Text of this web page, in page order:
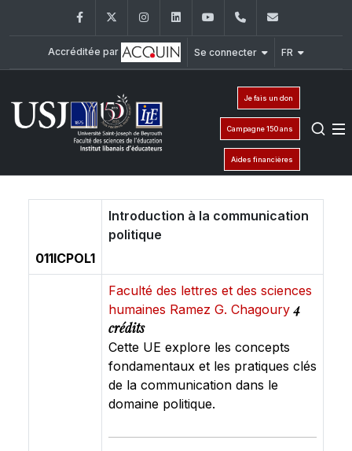
FacebookTwitter InstagramLinkedInYouTube+961 (1) 421 548
Accréditée par Se connecter FR
Je fais un don
Campagne 150 ans
Aides financières
011ICPOL1
Introduction à la communication
politique
Faculté des lettres et des sciences
humaines Ramez G. Chagoury4
crédits
Cette UE explore les concepts
fondamentaux et les pratiques clés
de la communication dans le
domaine politique.